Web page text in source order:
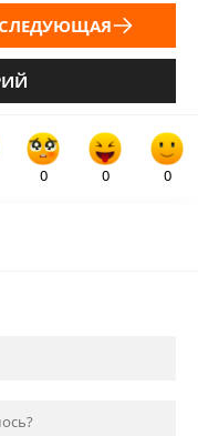
СЛЕДУЮЩАЯ
0 0 0